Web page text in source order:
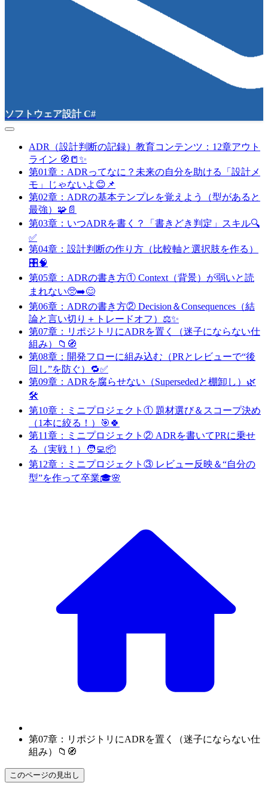
ソフトウェア設計 C#
ADR（設計判断の記録）教育コンテンツ：12章アウト
ライン 🧭📒✨
第01章：ADRってなに？未来の自分を助ける「設計メ
モ」じゃないよ😊📌
第02章：ADRの基本テンプレを覚えよう（型があると
最強）🧩📄
第03章：いつADRを書く？「書きどき判定」スキル🔍
✅
第04章：設計判断の作り方（比較軸と選択肢を作る）
🎛️🧠
第05章：ADRの書き方① Context（背景）が弱いと読
まれない🥺➡️😊
第06章：ADRの書き方② Decision＆Consequences（結
論と言い切り＋トレードオフ）⚖️✨
第07章：リポジトリにADRを置く（迷子にならない仕
組み）📁🧭
第08章：開発フローに組み込む（PRとレビューで“後
回し”を防ぐ）🔁✅
第09章：ADRを腐らせない（Supersededと棚卸し）🌿
🛠️
第10章：ミニプロジェクト① 題材選び＆スコープ決め
（1本に絞る！）🎯🍀
第11章：ミニプロジェクト② ADRを書いてPRに乗せ
る（実戦！）🧑‍💻📦
第12章：ミニプロジェクト③ レビュー反映＆“自分の
型”を作って卒業🎓🌸
第07章：リポジトリにADRを置く（迷子にならない仕
組み）📁🧭
このページの見出し